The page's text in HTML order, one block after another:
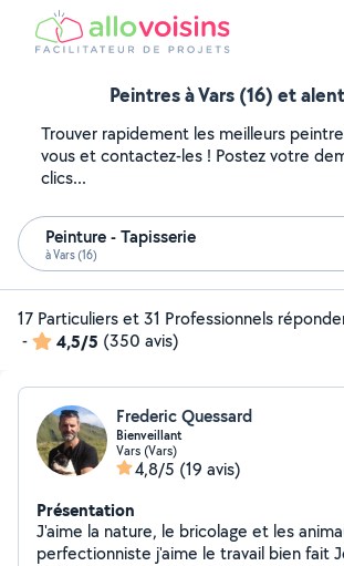
Peintres à Vars (16) et
Trouver rapidement les meilleurs
vous et contactez-les ! Postez votre
clics...
Peinture - Tapisserie
à Vars (16)
17 Particuliers et 31 Professionnels
-
4,5/5 (350 avis)
Frederic Quessard
Bienveillant
Vars (Vars)
4,8/5 (19 avis)
Présentation
J'aime la nature, le bricolage et les animaux Je
perfectionniste j'aime le travail bien fait Je suis organisé